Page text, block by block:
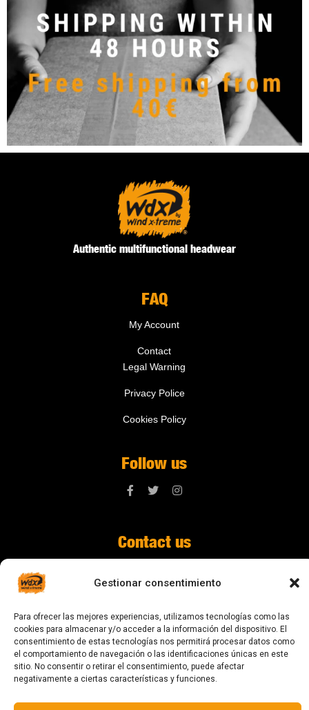
Gestionar consentimiento
Para ofrecer las mejores experiencias, utilizamos tecnologías como las
cookies para almacenar y/o acceder a la información del dispositivo. El
consentimiento de estas tecnologías nos permitirá procesar datos como
el comportamiento de navegación o las identificaciones únicas en este
sitio. No consentir o retirar el consentimiento, puede afectar
negativamente a ciertas características y funciones.
Authentic multifunctional headwear
FAQ
My Account
Contact
Legal Warning
Privacy Police
Cookies Policy
Follow us
Contact us
08024 Barcelona
© 2023 All rights reserved